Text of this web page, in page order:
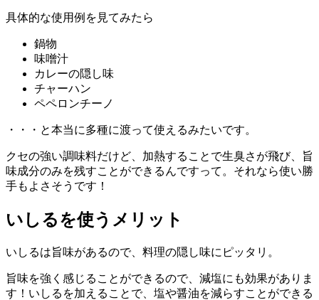
具体的な使用例を見てみたら
鍋物
味噌汁
カレーの隠し味
チャーハン
ペペロンチーノ
・・・と本当に多種に渡って使えるみたいです。
クセの強い調味料だけど、加熱することで生臭さが飛び、旨
味成分のみを残すことができるんですって。それなら使い勝
手もよさそうです！
いしるを使うメリット
いしるは旨味があるので、料理の隠し味にピッタリ。
旨味を強く感じることができるので、減塩にも効果がありま
す！いしるを加えることで、塩や醤油を減らすことができる